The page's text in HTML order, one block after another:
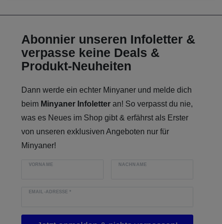
Abonnier unseren Infoletter &
verpasse keine Deals &
Produkt-Neuheiten
Dann werde ein echter Minyaner und melde dich
beim Minyaner Infoletter an! So verpasst du nie,
was es Neues im Shop gibt & erfährst als Erster
von unseren exklusiven Angeboten nur für
Minyaner!
VORNAME NACHNAME
EMAIL-ADRESSE*